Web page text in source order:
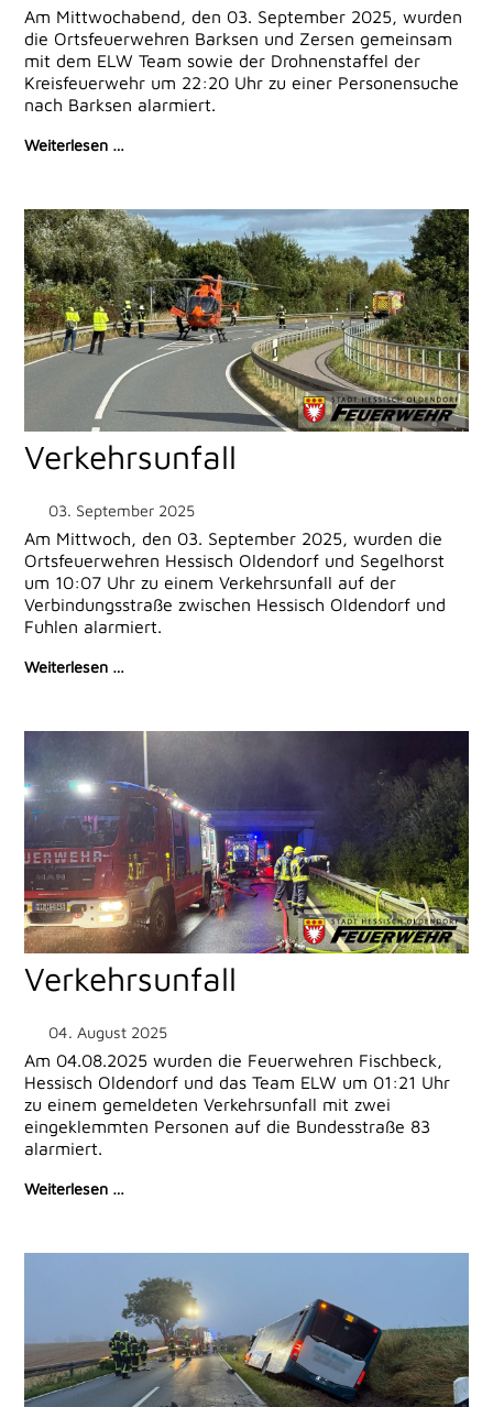
Am Mittwochabend, den 03. September 2025, wurden
die Ortsfeuerwehren Barksen und Zersen gemeinsam
mit dem ELW Team sowie der Drohnenstaffel der
Kreisfeuerwehr um 22:20 Uhr zu einer Personensuche
nach Barksen alarmiert.
Weiterlesen …
Verkehrsunfall
03. September 2025
Am Mittwoch, den 03. September 2025, wurden die
Ortsfeuerwehren Hessisch Oldendorf und Segelhorst
um 10:07 Uhr zu einem Verkehrsunfall auf der
Verbindungsstraße zwischen Hessisch Oldendorf und
Fuhlen alarmiert.
Weiterlesen …
Verkehrsunfall
04. August 2025
Am 04.08.2025 wurden die Feuerwehren Fischbeck,
Hessisch Oldendorf und das Team ELW um 01:21 Uhr
zu einem gemeldeten Verkehrsunfall mit zwei
eingeklemmten Personen auf die Bundesstraße 83
alarmiert.
Weiterlesen …